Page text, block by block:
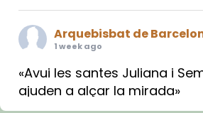
Arquebisbat de
1 week ago
«Avui les santes Juliana i
ajuden a alçar la mirada»